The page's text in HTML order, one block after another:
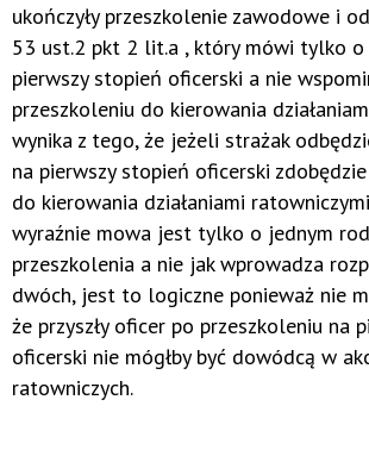
ukończyły przeszkolenie zawodowe i
53 ust.2 pkt 2 lit.a , który mówi tylko o
pierwszy stopień oficerski a nie
przeszkoleniu do kierowania
wynika z tego, że jeżeli strażak
na pierwszy stopień oficerski
do kierowania działaniami
wyraźnie mowa jest tylko o jednym
przeszkolenia a nie jak wprowadza
dwóch, jest to logiczne ponieważ nie
że przyszły oficer po przeszkoleniu na
oficerski nie mógłby być dowódcą w
ratowniczych.